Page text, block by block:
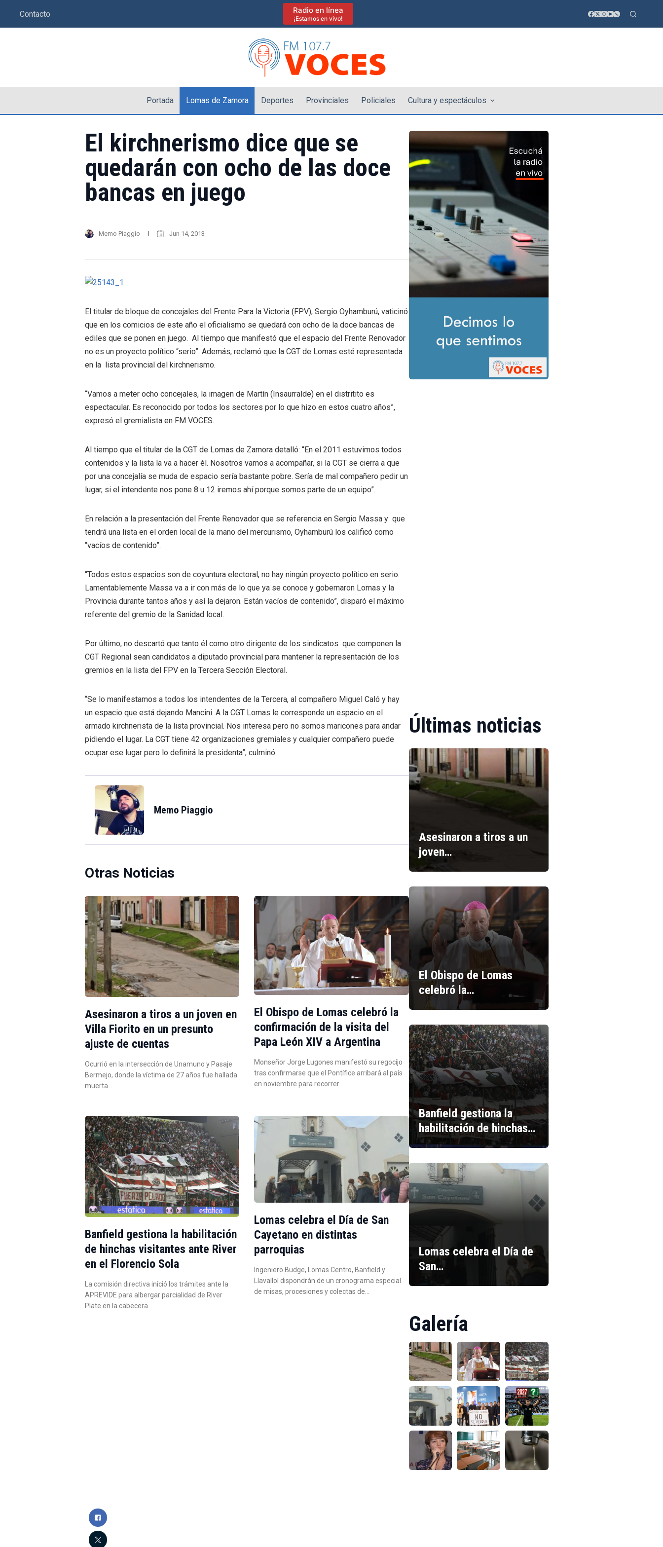
Contacto Radio en línea
¡Estamos en vivo!
Portada Lomas de Zamora Deportes Provinciales Policiales Cultura y espectáculos
El kirchnerismo dice que se
quedarán con ocho de las doce
bancas en juego
Memo Piaggio Jun 14, 2013
El titular de bloque de concejales del Frente Para la Victoria (FPV), Sergio Oyhamburú, vaticinó
que en los comicios de este año el oficialismo se quedará con ocho de la doce bancas de
ediles que se ponen en juego. Al tiempo que manifestó que el espacio del Frente Renovador
no es un proyecto político “serio”. Además, reclamó que la CGT de Lomas esté representada
en la lista provincial del kirchnerismo.
“Vamos a meter ocho concejales, la imagen de Martín (Insaurralde) en el distritito es
espectacular. Es reconocido por todos los sectores por lo que hizo en estos cuatro años”,
expresó el gremialista en FM VOCES.
Al tiempo que el titular de la CGT de Lomas de Zamora detalló: “En el 2011 estuvimos todos
contenidos y la lista la va a hacer él. Nosotros vamos a acompañar, si la CGT se cierra a que
por una concejalía se muda de espacio sería bastante pobre. Sería de mal compañero pedir un
lugar, si el intendente nos pone 8 u 12 iremos ahí porque somos parte de un equipo”.
En relación a la presentación del Frente Renovador que se referencia en Sergio Massa y que
tendrá una lista en el orden local de la mano del mercurismo, Oyhamburú los calificó como
“vacíos de contenido”.
“Todos estos espacios son de coyuntura electoral, no hay ningún proyecto político en serio.
Lamentablemente Massa va a ir con más de lo que ya se conoce y gobernaron Lomas y la
Provincia durante tantos años y así la dejaron. Están vacíos de contenido”, disparó el máximo
referente del gremio de la Sanidad local.
Por último, no descartó que tanto él como otro dirigente de los sindicatos que componen la
CGT Regional sean candidatos a diputado provincial para mantener la representación de los
gremios en la lista del FPV en la Tercera Sección Electoral.
“Se lo manifestamos a todos los intendentes de la Tercera, al compañero Miguel Caló y hay
un espacio que está dejando Mancini. A la CGT Lomas le corresponde un espacio en el
armado kirchnerista de la lista provincial. Nos interesa pero no somos maricones para andar
pidiendo el lugar. La CGT tiene 42 organizaciones gremiales y cualquier compañero puede
ocupar ese lugar pero lo definirá la presidenta”, culminó
Memo Piaggio
Otras Noticias
Asesinaron a tiros a un joven en
Villa Fiorito en un presunto
ajuste de cuentas
Ocurrió en la intersección de Unamuno y Pasaje
Bermejo, donde la víctima de 27 años fue hallada
muerta…
El Obispo de Lomas celebró la
confirmación de la visita del
Papa León XIV a Argentina
Monseñor Jorge Lugones manifestó su regocijo
tras confirmarse que el Pontífice arribará al país
en noviembre para recorrer…
Banfield gestiona la habilitación
de hinchas visitantes ante River
en el Florencio Sola
La comisión directiva inició los trámites ante la
APREVIDE para albergar parcialidad de River
Plate en la cabecera…
Lomas celebra el Día de San
Cayetano en distintas
parroquias
Ingeniero Budge, Lomas Centro, Banfield y
Llavallol dispondrán de un cronograma especial
de misas, procesiones y colectas de…
Últimas noticias
Asesinaron a tiros a un
joven…
El Obispo de Lomas
celebró la…
Banfield gestiona la
habilitación de hinchas…
Lomas celebra el Día de
San…
Galería